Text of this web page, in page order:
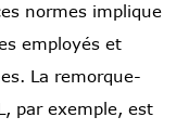
normes implique
employés et
La remorque-
par exemple, est